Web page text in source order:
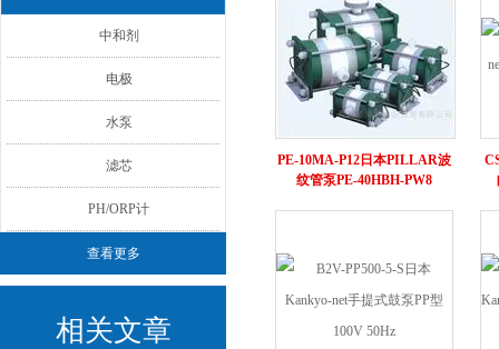
中和剂
电极
水泵
滤芯
PH/ORP计
查看更多
相关文章
PE-10MA-P12日本PILLAR波
纹管泵PE-40HBH-PW8